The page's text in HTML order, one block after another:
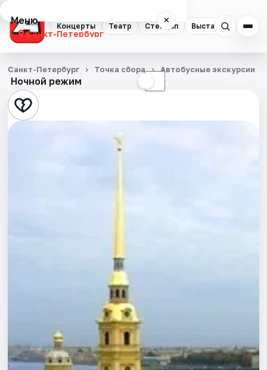
Концерты Театр Стендап Выставки
Меню ×
Санкт-Петербург
Концерты
Театр
Стендап
Площадки
Артисты
Ночной режим ☾
Санкт-Петербург Точка сбора Автобусные экскурсии